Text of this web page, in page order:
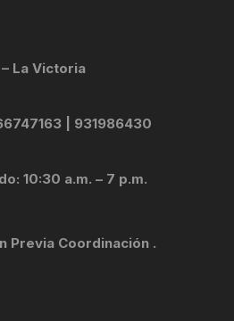
La Victoria
| 931986430
10:30 a.m. – 7 p.m.
Previa Coordinación .